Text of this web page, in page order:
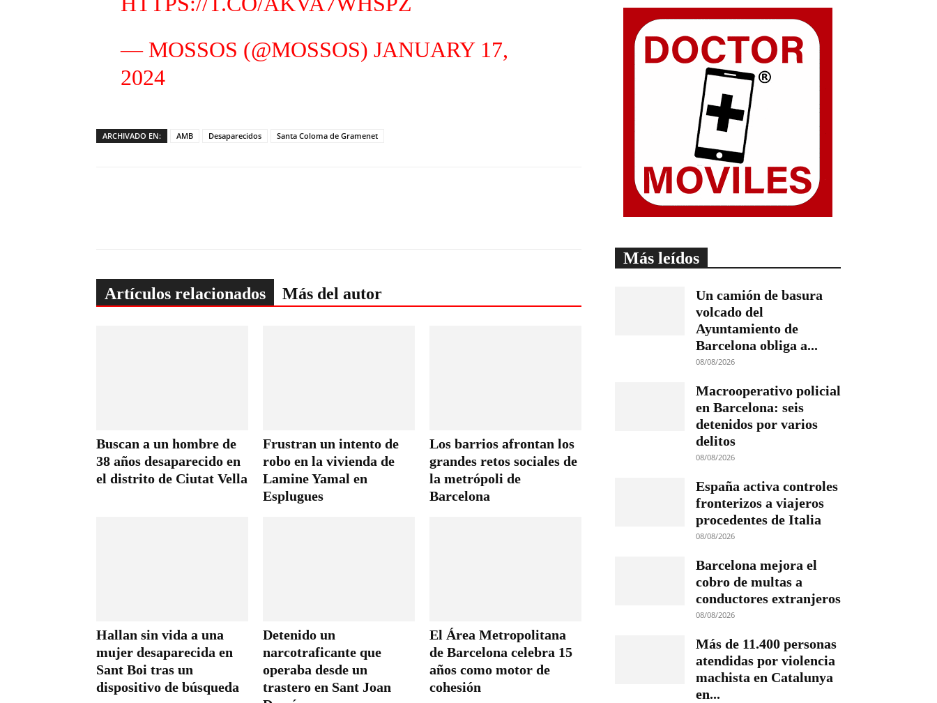
— MOSSOS (@MOSSOS) JANUARY 17,
2024
ARCHIVADO EN: AMB Desaparecidos Santa Coloma de Gramenet
Artículos relacionados Más del autor
Buscan a un hombre de
38 años desaparecido en
el distrito de Ciutat Vella
Frustran un intento de
robo en la vivienda de
Lamine Yamal en
Esplugues
Los barrios afrontan los
grandes retos sociales de
la metrópoli de
Barcelona
Hallan sin vida a una
mujer desaparecida en
Sant Boi tras un
dispositivo de búsqueda
Detenido un
narcotraficante que
operaba desde un
trastero en Sant Joan
El Área Metropolitana
de Barcelona celebra 15
años como motor de
cohesión
Más leídos
Un camión de basura
volcado del
Ayuntamiento de
Barcelona obliga a...
08/08/2026
Macrooperativo policial
en Barcelona: seis
detenidos por varios
delitos
08/08/2026
España activa controles
fronterizos a viajeros
procedentes de Italia
08/08/2026
Barcelona mejora el
cobro de multas a
conductores extranjeros
08/08/2026
Más de 11.400 personas
atendidas por violencia
machista en Catalunya
en...